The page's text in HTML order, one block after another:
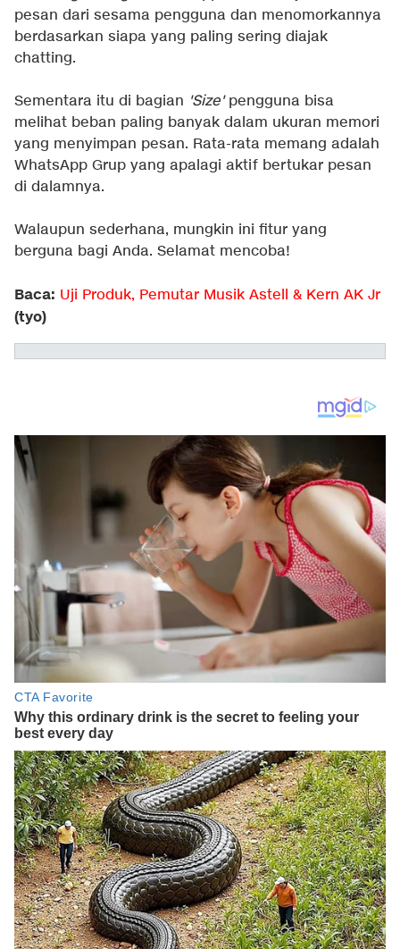
pesan dari sesama pengguna dan menomorkannya
berdasarkan siapa yang paling sering diajak
chatting.
Sementara itu di bagian 'Size'pengguna bisa
melihat beban paling banyak dalam ukuran memori
yang menyimpan pesan. Rata-rata memang adalah
WhatsApp Grup yang apalagi aktif bertukar pesan
di dalamnya.
Walaupun sederhana, mungkin ini fitur yang
berguna bagi Anda. Selamat mencoba!
Baca: Uji Produk, Pemutar Musik Astell & Kern AK Jr
(tyo)